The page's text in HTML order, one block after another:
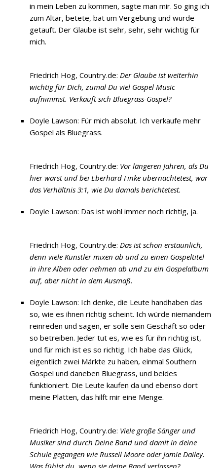
in mein Leben zu kommen, sagte man mir. So ging ich
zum Altar, betete, bat um Vergebung und wurde
getauft. Der Glaube ist sehr, sehr, sehr wichtig für
mich.
Friedrich Hog, Country.de: Der Glaube ist weiterhin
wichtig für Dich, zumal Du viel Gospel Music
aufnimmst. Verkauft sich Bluegrass-Gospel?
Doyle Lawson: Für mich absolut. Ich verkaufe mehr
Gospel als Bluegrass.
Friedrich Hog, Country.de: Vor längeren Jahren, als Du
hier warst und bei Eberhard Finke übernachtetest, war
das Verhältnis 3:1, wie Du damals berichtetest.
Doyle Lawson: Das ist wohl immer noch richtig, ja.
Friedrich Hog, Country.de: Das ist schon erstaunlich,
denn viele Künstler mixen ab und zu einen Gospeltitel
in ihre Alben oder nehmen ab und zu ein Gospelalbum
auf, aber nicht in dem Ausmaß.
Doyle Lawson: Ich denke, die Leute handhaben das
so, wie es ihnen richtig scheint. Ich würde niemandem
reinreden und sagen, er solle sein Geschäft so oder
so betreiben. Jeder tut es, wie es für ihn richtig ist,
und für mich ist es so richtig. Ich habe das Glück,
eigentlich zwei Märkte zu haben, einmal Southern
Gospel und daneben Bluegrass, und beides
funktioniert. Die Leute kaufen da und ebenso dort
meine Platten, das hilft mir eine Menge.
Friedrich Hog, Country.de: Viele große Sänger und
Musiker sind durch Deine Band und damit in deine
Schule gegangen wie Russell Moore oder Jamie Dailey.